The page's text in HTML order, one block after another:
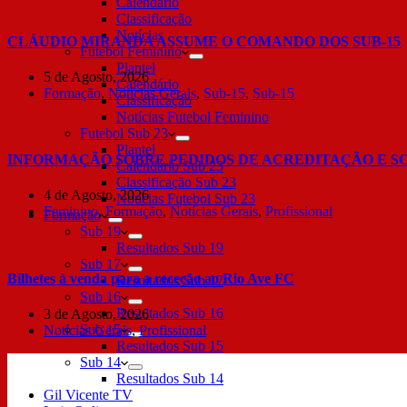
Classificação
Notícias
Futebol Feminino
Plantel
Calendário
Classificação
Notícias Futebol Feminino
Futebol Sub 23
Plantel
Calendário Sub 23
Classificação Sub 23
Notícias Futebol Sub 23
Formação
Sub 19
Resultados Sub 19
Sub 17
Resultados Sub 17
Sub 16
Resultados Sub 16
Sub 15
Resultados Sub 15
Sub 14
Resultados Sub 14
Gil Vicente TV
CLÁUDIO MIRANDA ASSUME O COMANDO DOS SUB-15
5 de Agosto, 2026
Formação, Notícias Gerais, Sub-15, Sub-15
INFORMAÇÃO SOBRE PEDIDOS DE ACREDITAÇÃO E
4 de Agosto, 2026
Feminino,Formação, Notícias Gerais, Profissional
Bilhetes à venda para a receção ao Rio Ave FC
3 de Agosto, 2026
Notícias Gerais,Profissional